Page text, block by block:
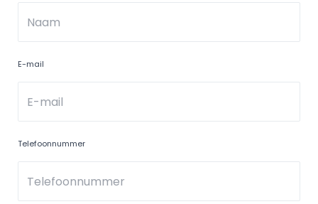
E-mail
Telefoonnummer